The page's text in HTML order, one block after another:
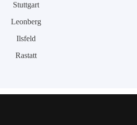
Stuttgart
Leonberg
Ilsfeld
Rastatt